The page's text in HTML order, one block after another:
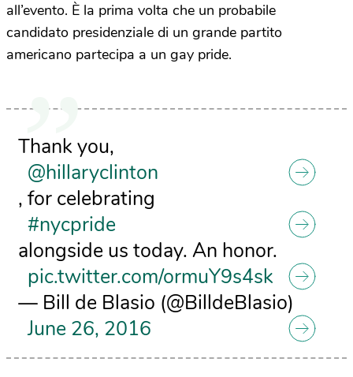
all’evento. È la prima volta che un probabile
candidato presidenziale di un grande partito
americano partecipa a un gay pride.
Thank you,
@hillaryclinton
, for celebrating
#nycpride
alongside us today. An honor.
pic.twitter.com/ormuY9s4sk
— Bill de Blasio (@BilldeBlasio)
June 26, 2016